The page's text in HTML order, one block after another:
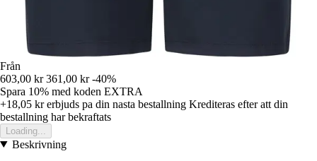
Från
603,00 kr 361,00 kr -40%
Spara 10% med koden EXTRA
+18,05 krerbjuds pa din nasta bestallning Krediteras efter att din
bestallning har bekraftats
Loading...
Beskrivning